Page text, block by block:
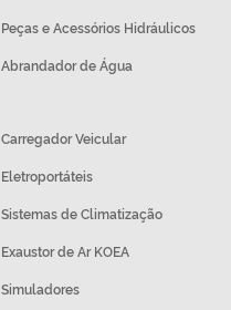
Peças e Acessórios Hidráulicos
Abrandador de Água
Carregador Veicular
Eletroportáteis
Sistemas de Climatização
Exaustor de Ar KOEA
Simuladores